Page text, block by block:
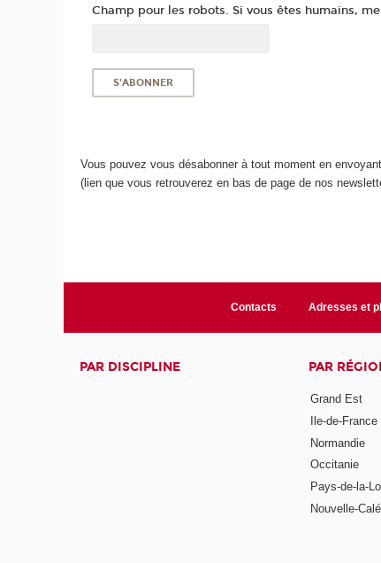
Champ pour les robots. Si vous êtes humains,
Vous pouvez vous désabonner à tout moment en
(lien que vous retrouverez en bas de page de nos
Contacts Adresses et
PAR DISCIPLINE PAR
Grand Est
Ile-de-France
Normandie
Occitanie
Pays-de-la-
Nouvelle-